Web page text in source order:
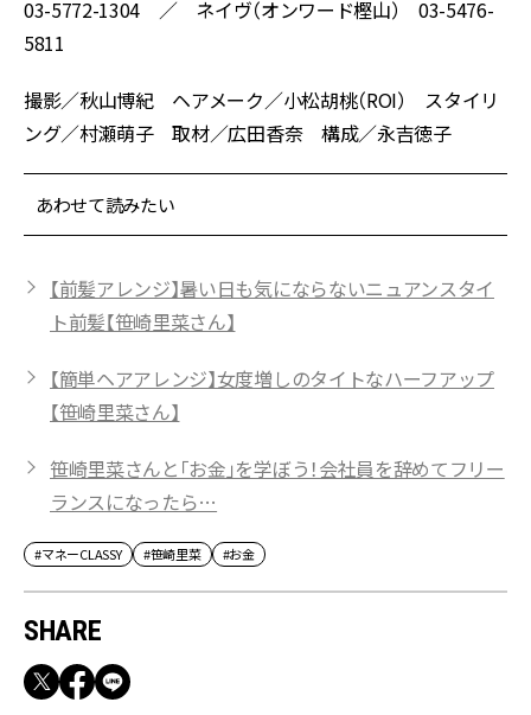
03-5772-1304 ／ ネイヴ（オンワード樫山） 03-5476-
5811
撮影／秋山博紀 ヘアメーク／小松胡桃（ROI） スタイリ
ング／村瀬萌子 取材／広田香奈 構成／永吉徳子
あわせて読みたい
【前髪アレンジ】暑い日も気にならないニュアンスタイ
ト前髪【笹崎里菜さん】
【簡単ヘアアレンジ】女度増しのタイトなハーフアップ
【笹崎里菜さん】
笹崎里菜さんと「お金」を学ぼう！会社員を辞めてフリー
ランスになったら…
#マネーCLASSY #笹崎里菜 #お金
SHARE